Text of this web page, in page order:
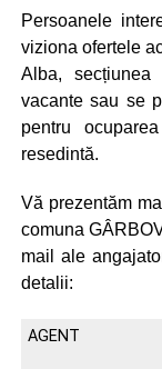
Persoanele
viziona ofertele
Alba,
vacante sau se
pentru
resedintă.
Vă prezentăm
comuna
mail ale
detalii:
AGENT